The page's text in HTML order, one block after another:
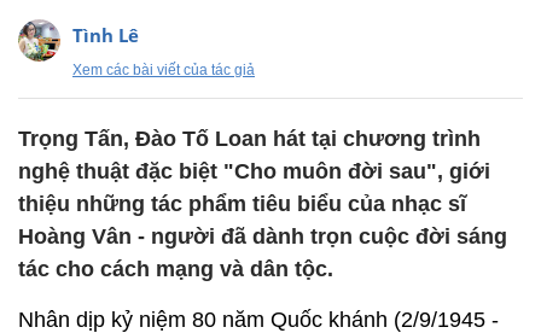
Tình Lê
Xem các bài viết của tác giả
Trọng Tấn, Đào Tố Loan hát tại chương trình
nghệ thuật đặc biệt "Cho muôn đời sau", giới
thiệu những tác phẩm tiêu biểu của nhạc sĩ
Hoàng Vân - người đã dành trọn cuộc đời sáng
tác cho cách mạng và dân tộc.
Nhân dịp kỷ niệm 80 năm Quốc khánh (2/9/1945 -